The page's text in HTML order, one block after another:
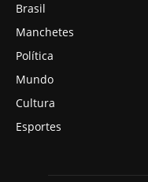
Brasil
Manchetes
Política
Mundo
Cultura
Esportes